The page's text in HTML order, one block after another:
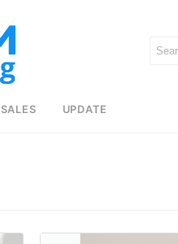
SALES UPDATE